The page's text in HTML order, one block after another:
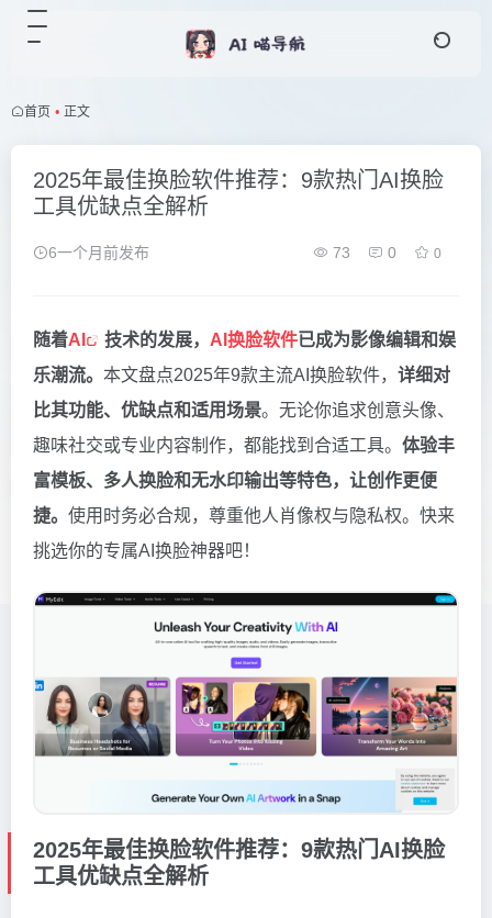
首页 • 正文
2025年最佳换脸软件推荐：9款热门AI换脸
工具优缺点全解析
6一个月前发布 73 0 0
随着AI 技术的发展， AI换脸软件已成为影像编辑和娱
乐潮流。 本文盘点2025年9款主流AI换脸软件， 详细对
比其功能、优缺点和适用场景。无论你追求创意头像、
趣味社交或专业内容制作，都能找到合适工具。 体验丰
富模板、多人换脸和无水印输出等特色，让创作更便
捷。 使用时务必合规，尊重他人肖像权与隐私权。快来
挑选你的专属AI换脸神器吧！
2025年最佳换脸软件推荐：9款热门AI换脸
工具优缺点全解析